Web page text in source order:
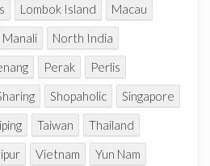
Lombok Island
Macau
Manali
North India
Perak
Perlis
Shopaholic
Singapore
Taiwan
Thailand
Vietnam Yun Nam